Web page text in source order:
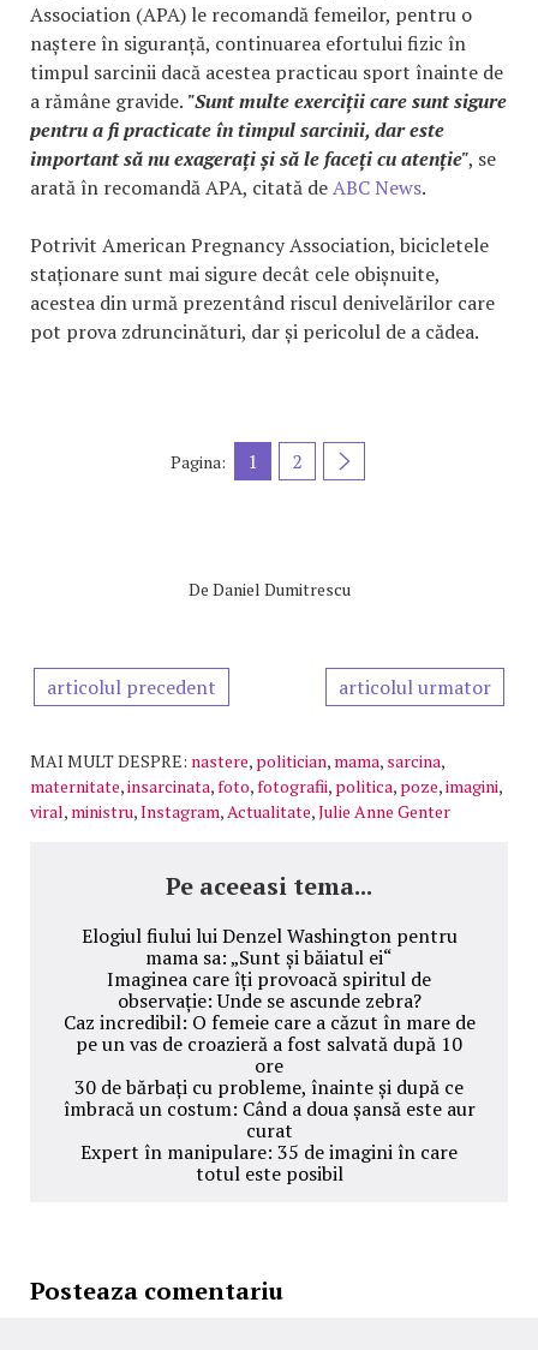
Association (APA) le recomandă femeilor, pentru o
naștere în siguranță, continuarea efortului fizic în
timpul sarcinii dacă acestea practicau sport înainte de
a rămâne gravide. "Sunt multe exerciții care sunt sigure
pentru a fi practicate în timpul sarcinii, dar este
important să nu exagerați și să le faceți cu atenție", se
arată în recomandă APA, citată deABC News.
Potrivit American Pregnancy Association, bicicletele
staționare sunt mai sigure decât cele obișnuite,
acestea din urmă prezentând riscul denivelărilor care
pot prova zdruncinături, dar și pericolul de a cădea.
Pagina: 1 2
De Daniel Dumitrescu
articolul precedent articolul urmator
MAI MULT DESPRE: nastere, politician, mama, sarcina,
maternitate,insarcinata,foto,fotografii, politica, poze,imagini,
viral, ministru,Instagram,Actualitate,Julie Anne Genter
Pe aceeasi tema...
Elogiul fiului lui Denzel Washington pentru
mama sa: „Sunt și băiatul ei“
Imaginea care îți provoacă spiritul de
observație: Unde se ascunde zebra?
Caz incredibil: O femeie care a căzut în mare de
pe un vas de croazieră a fost salvată după 10
ore
30 de bărbați cu probleme, înainte și după ce
îmbracă un costum: Când a doua șansă este aur
curat
Expert în manipulare: 35 de imagini în care
totul este posibil
Posteaza comentariu